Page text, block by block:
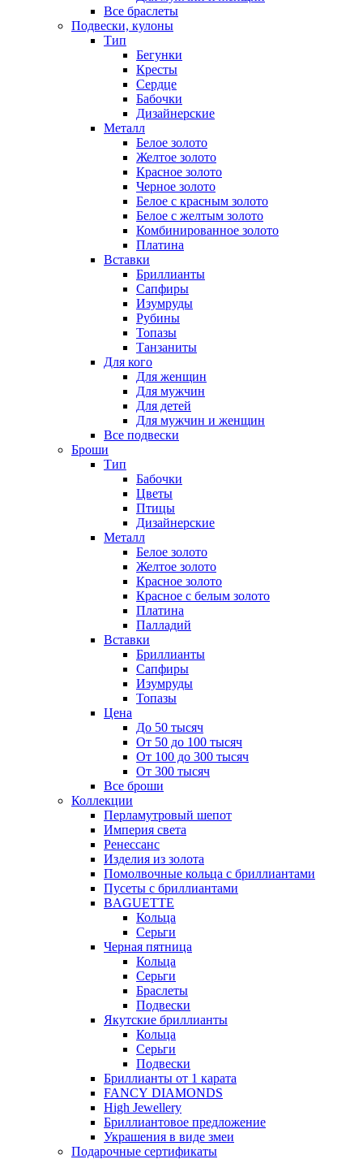
Все браслеты
Подвески, кулоны
Тип
Бегунки
Кресты
Сердце
Бабочки
Дизайнерские
Металл
Белое золото
Желтое золото
Красное золото
Черное золото
Белое с красным золото
Белое с желтым золото
Комбинированное золото
Платина
Вставки
Бриллианты
Сапфиры
Изумруды
Рубины
Топазы
Танзаниты
Для кого
Для женщин
Для мужчин
Для детей
Для мужчин и женщин
Все подвески
Броши
Тип
Бабочки
Цветы
Птицы
Дизайнерские
Металл
Белое золото
Желтое золото
Красное золото
Красное с белым золото
Платина
Палладий
Вставки
Бриллианты
Сапфиры
Изумруды
Топазы
Цена
До 50 тысяч
От 50 до 100 тысяч
От 100 до 300 тысяч
От 300 тысяч
Все броши
Коллекции
Перламутровый шепот
Империя света
Ренессанс
Изделия из золота
Помолвочные кольца с бриллиантами
Пусеты с бриллиантами
BAGUETTE
Кольца
Серьги
Черная пятница
Кольца
Серьги
Браслеты
Подвески
Якутские бриллианты
Кольца
Серьги
Подвески
Бриллианты от 1 карата
FANCY DIAMONDS
High Jewellery
Бриллиантовое предложение
Украшения в виде змеи
Подарочные сертификаты